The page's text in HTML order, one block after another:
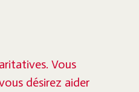
Vous
désirez aider